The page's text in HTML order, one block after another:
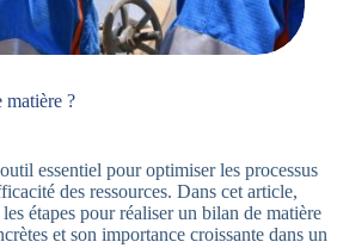
matière ?
essentiel pour optimiser les processus
des ressources. Dans cet article,
étapes pour réaliser un bilan de matière
et son importance croissante dans un